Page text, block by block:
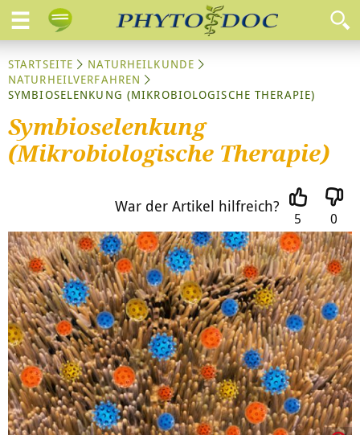
STARTSEITE
NATURHEILKUNDE
NATURHEILVERFAHREN
SYMBIOSELENKUNG (MIKROBIOLOGISCHE THERAPIE)
Symbioselenkung
(Mikrobiologische Therapie)
War der Artikel hilfreich?
5 0